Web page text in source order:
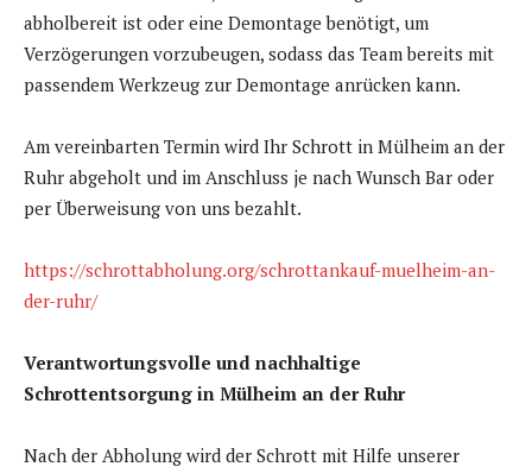
abholbereit ist oder eine Demontage benötigt, um
Verzögerungen vorzubeugen, sodass das Team bereits mit
passendem Werkzeug zur Demontage anrücken kann.
Am vereinbarten Termin wird Ihr Schrott in Mülheim an der
Ruhr abgeholt und im Anschluss je nach Wunsch Bar oder
per Überweisung von uns bezahlt.
https://schrottabholung.org/schrottankauf-muelheim-an-
der-ruhr/
Verantwortungsvolle und nachhaltige
Schrottentsorgung in Mülheim an der Ruhr
Nach der Abholung wird der Schrott mit Hilfe unserer